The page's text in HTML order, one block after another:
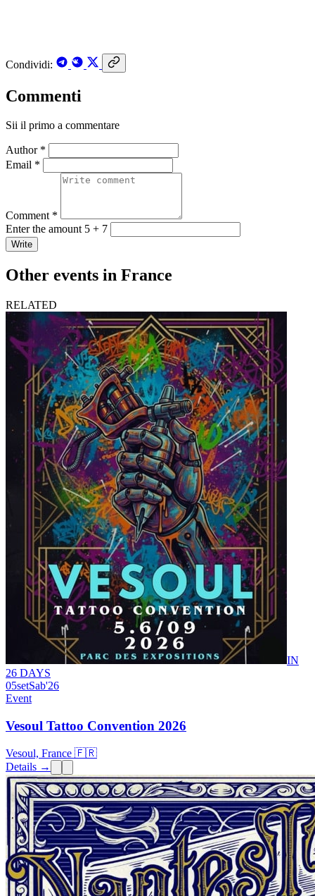
Condividi:
Commenti
Sii il primo a commentare
Author *
Email *
Comment *
Enter the amount 5 + 7
Write
Other events in France
RELATED
IN
26 DAYS
05setSab'26
Event
Vesoul Tattoo Convention 2026
Vesoul, France 🇫🇷
Details →